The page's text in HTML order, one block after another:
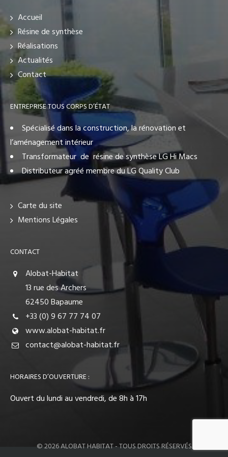
Accueil
Résine de synthèse
Réalisations
Actualités
Contact
ENTREPRISE TOUS CORPS D’ÉTAT
Spécialisé dans la construction, la rénovation et
l’aménagement intérieur
Transformateur de résine de synthèse LG Hi Macs
Distributeur agréé membre du LG Quality Club
Carte du site
Mentions Légales
CONTACT
Alobat-Habitat
13 rue des Archers
62450 Bapaume
+33 (0) 9 67 77 74 07
www.alobat-habitat.fr
contact@alobat-habitat.fr
HORAIRES D’OUVERTURE :
Ouvert du lundi au vendredi, de 8h à 17h